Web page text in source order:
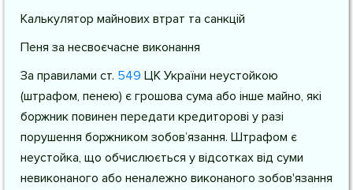
Калькулятор майнових втрат та санкцій
Пеня за несвоєчасне виконання
За правилами ст. 549 ЦК України неустойкою
(штрафом, пенею) є грошова сума або інше майно, які
боржник повинен передати кредиторові у разі
порушення боржником зобов’язання. Штрафом є
неустойка, що обчислюється у відсотках від суми
невиконаного або неналежно виконаного зобов'язання